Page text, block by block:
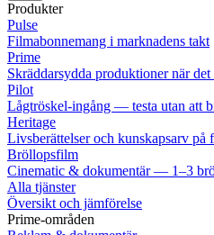
Produkter
Pulse
Filmabonnemang i marknadens takt
Prime
Skräddarsydda produktioner när
Pilot
Lågtröskel-ingång — testa utan att
Heritage
Livsberättelser och kunskapsarv på
Bröllopsfilm
Cinematic & dokumentär — 1–3
Alla tjänster
Översikt och jämförelse
Prime-områden